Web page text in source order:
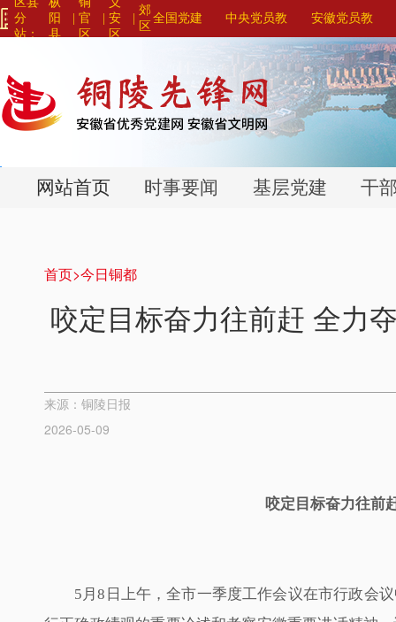
分
站：
阳
县
官
区
|安
区
|
郊
区
全国党建 中央党员教
育系列平台>
>
安徽党员教
育系列平台>
>
网站首页 时事要闻 基层党建 干
首页>今日铜都
咬定目标奋力往前赶 全力
来源：铜陵日报
2026-05-09
咬定目标奋力往前
5月8日上午，全市一季度工作会议在市行政会